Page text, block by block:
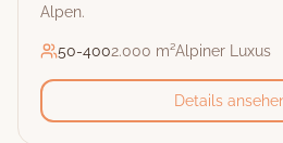
Alpen.
50-4002.000 m²Alpiner Luxus
Details